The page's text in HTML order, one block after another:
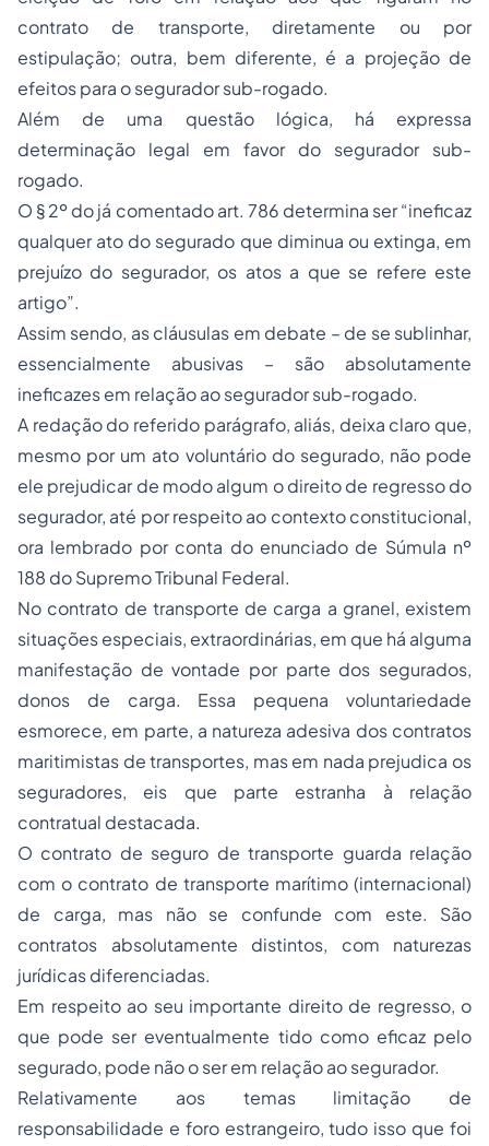
contrato de transporte, diretamente ou por
estipulação; outra, bem diferente, é a projeção de
efeitos para o segurador sub-rogado.
Além de uma questão lógica, há expressa
determinação legal em favor do segurador sub-
rogado.
O § 2º do já comentado art. 786 determina ser “ineficaz
qualquer ato do segurado que diminua ou extinga, em
prejuízo do segurador, os atos a que se refere este
artigo”.
Assim sendo, as cláusulas em debate – de se sublinhar,
essencialmente abusivas – são absolutamente
ineficazes em relação ao segurador sub-rogado.
A redação do referido parágrafo, aliás, deixa claro que,
mesmo por um ato voluntário do segurado, não pode
ele prejudicar de modo algum o direito de regresso do
segurador, até por respeito ao contexto constitucional,
ora lembrado por conta do enunciado de Súmula nº
188 do Supremo Tribunal Federal.
No contrato de transporte de carga a granel, existem
situações especiais, extraordinárias, em que há alguma
manifestação de vontade por parte dos segurados,
donos de carga. Essa pequena voluntariedade
esmorece, em parte, a natureza adesiva dos contratos
maritimistas de transportes, mas em nada prejudica os
seguradores, eis que parte estranha à relação
contratual destacada.
O contrato de seguro de transporte guarda relação
com o contrato de transporte marítimo (internacional)
de carga, mas não se confunde com este. São
contratos absolutamente distintos, com naturezas
jurídicas diferenciadas.
Em respeito ao seu importante direito de regresso, o
que pode ser eventualmente tido como eficaz pelo
segurado, pode não o ser em relação ao segurador.
Relativamente aos temas limitação de
responsabilidade e foro estrangeiro, tudo isso que foi